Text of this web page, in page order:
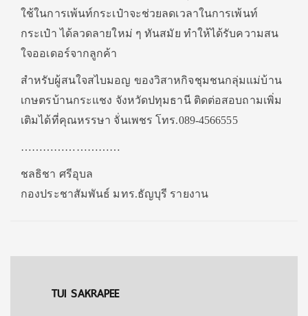
ใช้ในการเพ้นท์กระเป๋าจะช่วยลดเวลาในการเพ้นท์
กระเป๋า ได้ลวดลายใหม่ ๆ ทันสมัย ทำให้ได้รับความสน
ใจออเดอร์จากลูกค้า
สำหรับผู้สนใจสไบมอญ ของวิสาหกิจชุมชนกลุ่มแม่บ้าน
เกษตรบ้านกระแชง จังหวัดปทุมธานี ติดต่อสอบถามเพิ่ม
เติมได้ที่คุณหรรษา จั่นเพชร โทร.089-4566555
………………………
ชลธิชา ศรีอุบล
กองประชาสัมพันธ์ มทร.ธัญบุรี รายงาน
TUI SAKRAPEE